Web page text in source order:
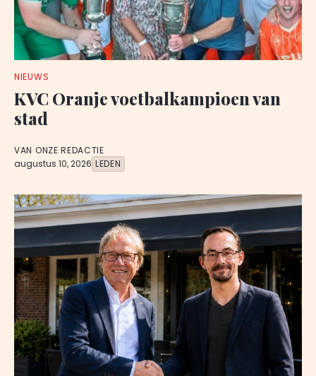
NIEUWS
KVC Oranje voetbalkampioen van
stad
VAN ONZE REDACTIE
augustus 10, 2026 LEDEN